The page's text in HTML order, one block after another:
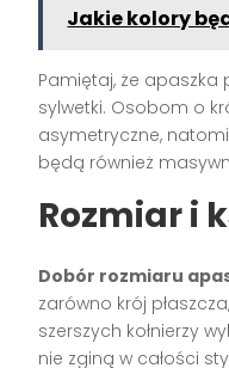
Jakie kolory
Pamiętaj, że
sylwetki. Osobom o
asymetryczne,
będą również
Rozmiar i
Dobór rozmiaru
zarówno krój
szerszych kołnierzy
nie zginą w całości